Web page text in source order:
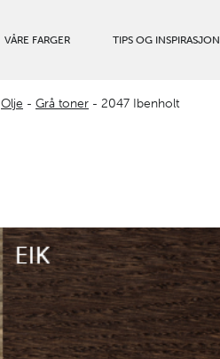
VÅRE FARGER TIPS OG INSPIRASJON
Olje - Grå toner - 2047 Ibenholt